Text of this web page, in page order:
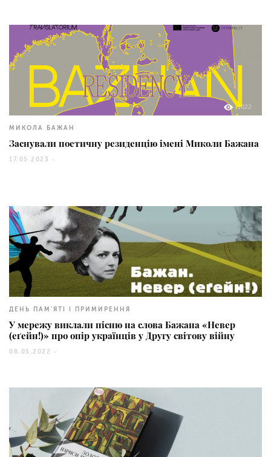
1022
МИКОЛА БАЖАН
Заснували поетичну резиденцію імені Миколи Бажана
17.05.2023 -
3291
ДЕНЬ ПАМ'ЯТІ І ПРИМИРЕННЯ
У мережу виклали пісню на слова Бажана «Невер
(еґейн!)» про опір українців у Другу світову війну
08.05.2022 -